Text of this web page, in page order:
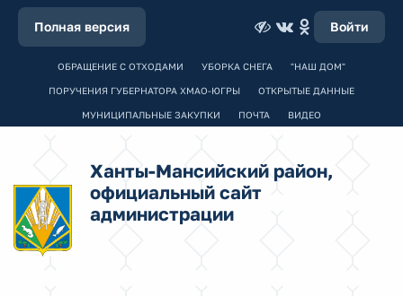
Полная версия Войти
ОБРАЩЕНИЕ С ОТХОДАМИ УБОРКА СНЕГА "НАШ ДОМ"
ПОРУЧЕНИЯ ГУБЕРНАТОРА ХМАО-ЮГРЫ ОТКРЫТЫЕ ДАННЫЕ
МУНИЦИПАЛЬНЫЕ ЗАКУПКИ ПОЧТА ВИДЕО
Ханты-Мансийский район,
официальный сайт
администрации